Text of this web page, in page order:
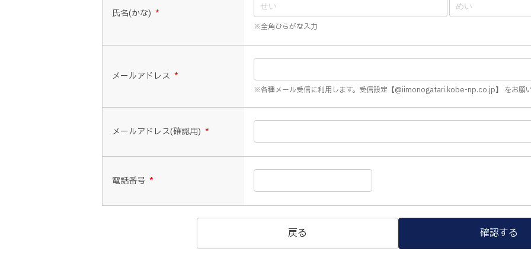
氏名(かな) *
※全角ひらがな入力
メールアドレス *
※各種メール受信に利用します。受信設定【@iimonogatari.kobe-np.co.jp】 をお願い
メールアドレス(確認用) *
電話番号 *
確認する
戻る